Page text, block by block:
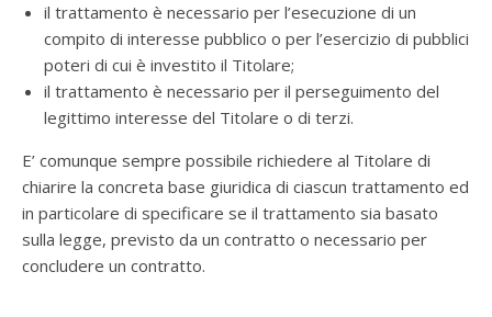
il trattamento è necessario per l’esecuzione di un
compito di interesse pubblico o per l’esercizio di pubblici
poteri di cui è investito il Titolare;
il trattamento è necessario per il perseguimento del
legittimo interesse del Titolare o di terzi.
E’ comunque sempre possibile richiedere al Titolare di
chiarire la concreta base giuridica di ciascun trattamento ed
in particolare di specificare se il trattamento sia basato
sulla legge, previsto da un contratto o necessario per
concludere un contratto.